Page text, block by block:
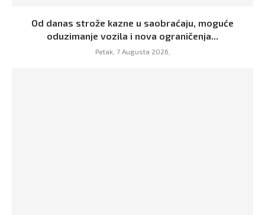
Od danas strože kazne u saobraćaju, moguće
oduzimanje vozila i nova ograničenja...
Petak, 7 Augusta 2026,